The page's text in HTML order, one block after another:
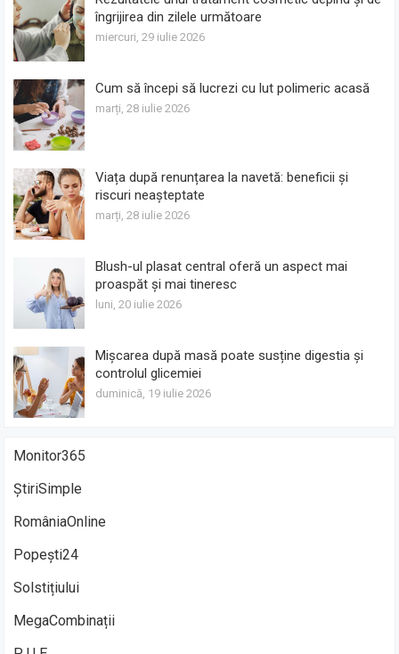
îngrijirea din zilele următoare
miercuri, 29 iulie 2026
Cum să începi să lucrezi cu lut polimeric acasă
marți, 28 iulie 2026
Viața după renunțarea la navetă: beneficii și
riscuri neașteptate
marți, 28 iulie 2026
Blush-ul plasat central oferă un aspect mai
proaspăt și mai tineresc
luni, 20 iulie 2026
Mișcarea după masă poate susține digestia și
controlul glicemiei
duminică, 19 iulie 2026
Monitor365
ȘtiriSimple
RomâniaOnline
Popești24
Solstițiului
MegaCombinații